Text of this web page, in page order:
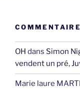
OH dans Simon
vendent un pré,
Marie laure